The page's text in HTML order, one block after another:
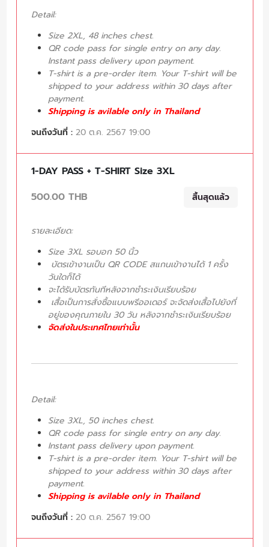
Detail:
Size 2XL, 48 inches chest.
QR code pass for single entry on any day.
Instant pass delivery upon payment.
T-shirt is a pre-order item. Your T-shirt will be
shipped to your address within 30 days after
payment.
Shipping is avilable only in Thailand
จนถึงวันที่ : 20 ต.ค. 2567 19:00
1-DAY PASS + T-SHIRT Size 3XL
500.00 THB
สิ้นสุดแล้ว
รายละเอียด:
Size 3XL รอบอก 50 นิ้ว
บัตรเข้างานเป็น QR CODE สแกนเข้างานได้ 1 ครั้ง
วันใดก็ได้
จะได้รับบัตรทันทีหลังจากชำระเงินเรียบร้อย
เสื้อเป็นการสั่งซื้อแบบพรีออเดอร์ จะจัดส่งเสื้อไปยังที่
อยู่ของคุณภายใน 30 วัน หลังจากชำระเงินเรียบร้อย
จัดส่งในประเทศไทยเท่านั้น
Detail:
Size 3XL, 50 inches chest.
QR code pass for single entry on any day.
Instant pass delivery upon payment.
T-shirt is a pre-order item. Your T-shirt will be
shipped to your address within 30 days after
payment.
Shipping is avilable only in Thailand
จนถึงวันที่ : 20 ต.ค. 2567 19:00